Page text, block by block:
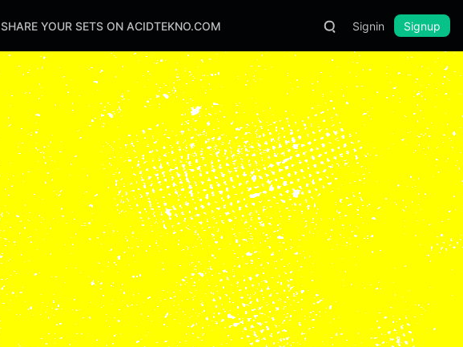
SHARE YOUR SETS ON ACIDTEKNO.COM Signin Signup